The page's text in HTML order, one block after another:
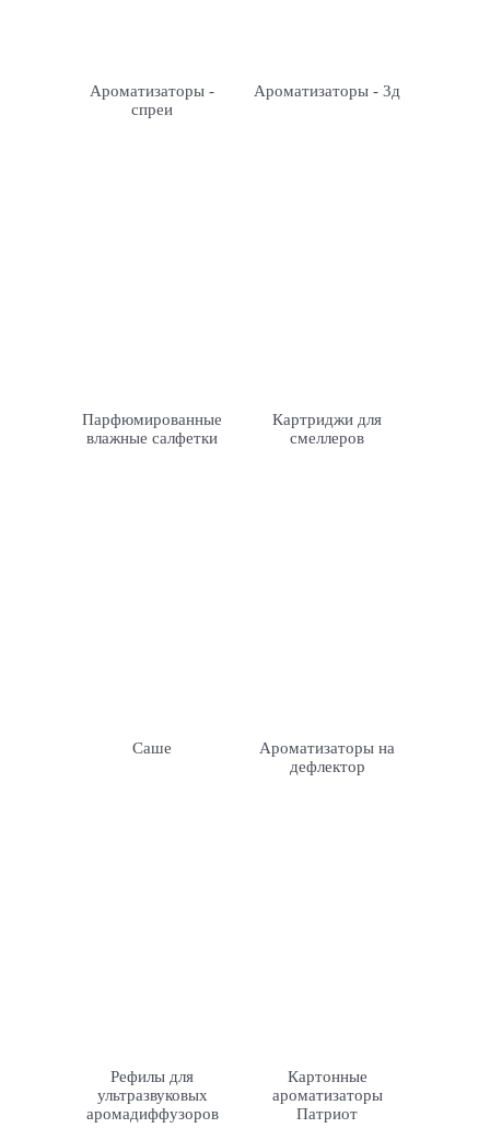
Ароматизаторы -
спреи
Ароматизаторы - 3д
Парфюмированные
влажные салфетки
Картриджи для
смеллеров
Саше
Ароматизаторы на
дефлектор
Рефилы для
ультразвуковых
аромадиффузоров
Картонные
ароматизаторы
Патриот